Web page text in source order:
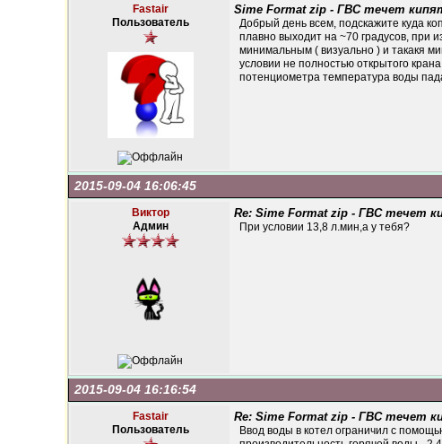
Fastair
Пользователь
Sime Format zip - ГВС течет
Добрый день всем, подскажите куда
плавно выходит на ~70 градусов, при
минимальным ( визуально ) и такакя
условии не полностью открытого
потенциометра температура воды
2015-09-04 16:06:45
Виктор
Админ
Re: Sime Format zip - ГВС течет
При условии 13,8 л.мин,а у тебя?
2015-09-04 16:16:54
Fastair
Пользователь
Re: Sime Format zip - ГВС течет
Ввод воды в котел ограничил с